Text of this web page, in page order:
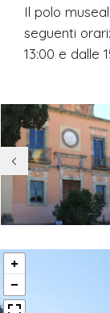
Il polo
seguenti
13:00 e dalle